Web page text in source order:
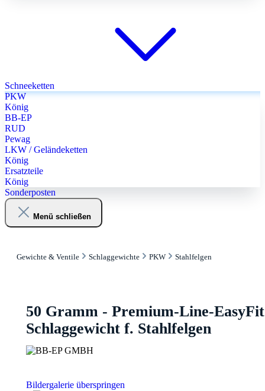
Schneeketten
PKW
König
BB-EP
RUD
Pewag
LKW / Geländeketten
König
Ersatzteile
König
Sonderposten
Menü schließen
Gewichte & Ventile Schlaggewichte PKW Stahlfelgen
50 Gramm - Premium-Line-EasyFit
Schlaggewicht f. Stahlfelgen
Bildergalerie überspringen